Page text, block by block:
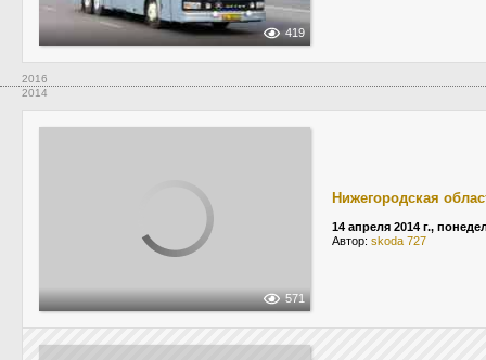
419
2016
2014
571
Нижегородская
14 апреля 2014 г.,
Автор: skoda 727